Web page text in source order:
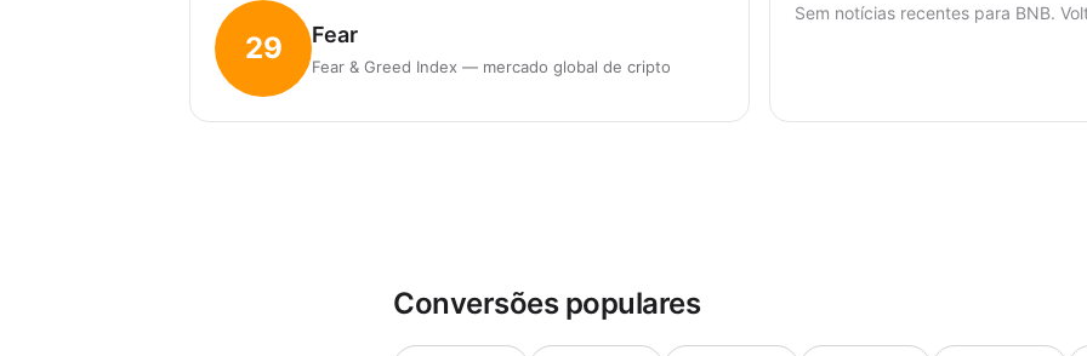
29 Fear
Fear & Greed Index — mercado global de cripto
Sem notícias recentes para BNB.
Conversões populares